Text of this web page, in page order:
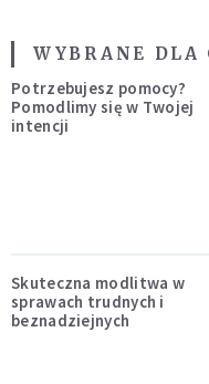
WYBRANE DLA
Potrzebujesz pomocy?
Pomodlimy się w Twojej
intencji
Skuteczna modlitwa w
sprawach trudnych i
beznadziejnych